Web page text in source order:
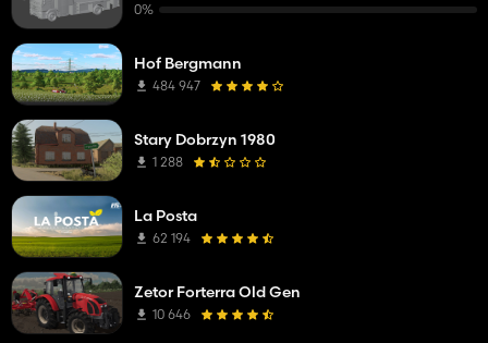
0%
Hof Bergmann
484 947
Stary Dobrzyn 1980
1 288
La Posta
62 194
Zetor Forterra Old Gen
10 646